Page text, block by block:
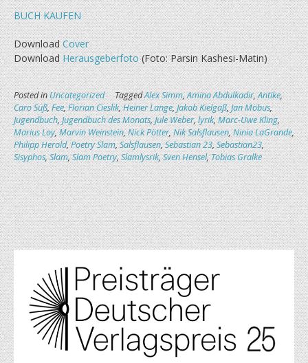
BUCH KAUFEN
DownloadCover
DownloadHerausgeberfoto(Foto: Parsin Kashesi-Matin)
Posted inUncategorized TaggedAlex Simm,Amina Abdulkadir,Antike,
Caro Süß,Fee,Florian Cieslik,Heiner Lange,Jakob Kielgaß,Jan Möbus,
Jugendbuch,Jugendbuch des Monats,Jule Weber,lyrik,Marc-Uwe Kling,
Marius Loy,Marvin Weinstein,Nick Pötter,Nik Salsflausen,Ninia LaGrande,
Philipp Herold,Poetry Slam,Salsflausen,Sebastian 23,Sebastian23,
Sisyphos,Slam,Slam Poetry,Slamlysrik,Sven Hensel,Tobias Gralke